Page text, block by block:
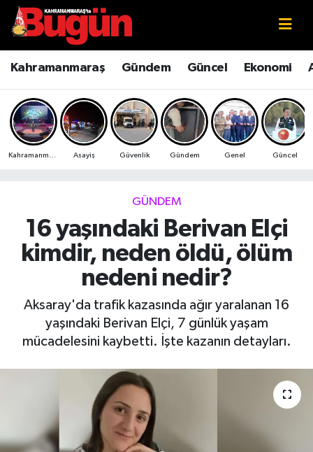
Kahramanmaraş Gündem Güncel Ekonomi
Asayiş Güvenlik Gündem Genel Güncel
GÜNDEM
16 yaşındaki Berivan Elçi
kimdir, neden öldü, ölüm
nedeni nedir?
Aksaray'da trafik kazasında ağır yaralanan 16
yaşındaki Berivan Elçi, 7 günlük yaşam
mücadelesini kaybetti. İşte kazanın detayları.
Kahramanmaraş
Kahramanmaraş Sokak Röportajları
Bilim ve Teknoloji
Çevre
Ekonomi
Güncel
Haberde İnsan
Kültür Sanat
Manşet Altı
Kahramanmaraş Nöbetçi Eczaneler
Kahramanmaraş Hava Durumu
Kahramanmaraş Namaz Vakitleri
Kahramanmaraş Trafik Yoğunluk Haritası
Süper Lig Puan Durumu ve Fikstür
Tüm Manşetler
Son Dakika Haberleri
Haber Arşivi